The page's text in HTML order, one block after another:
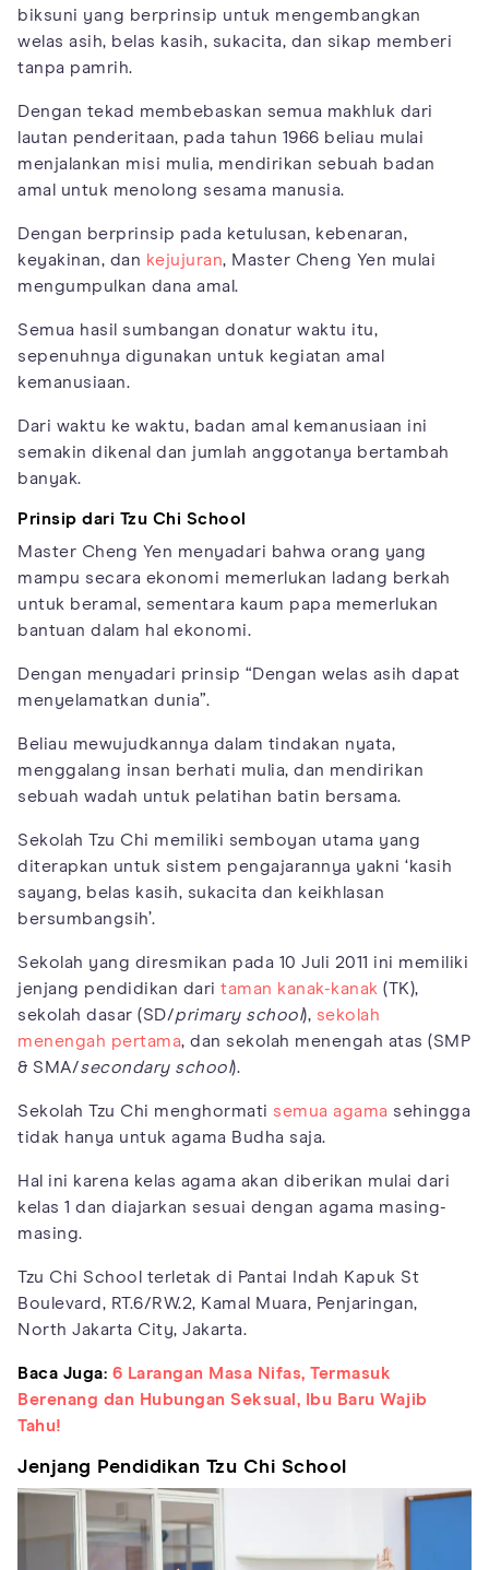
biksuni yang berprinsip untuk mengembangkan
welas asih, belas kasih, sukacita, dan sikap memberi
tanpa pamrih.
Dengan tekad membebaskan semua makhluk dari
lautan penderitaan, pada tahun 1966 beliau mulai
menjalankan misi mulia, mendirikan sebuah badan
amal untuk menolong sesama manusia.
Dengan berprinsip pada ketulusan, kebenaran,
keyakinan, dan kejujuran, Master Cheng Yen mulai
mengumpulkan dana amal.
Semua hasil sumbangan donatur waktu itu,
sepenuhnya digunakan untuk kegiatan amal
kemanusiaan.
Dari waktu ke waktu, badan amal kemanusiaan ini
semakin dikenal dan jumlah anggotanya bertambah
banyak.
Prinsip dari Tzu Chi School
Master Cheng Yen menyadari bahwa orang yang
mampu secara ekonomi memerlukan ladang berkah
untuk beramal, sementara kaum papa memerlukan
bantuan dalam hal ekonomi.
Dengan menyadari prinsip “Dengan welas asih dapat
menyelamatkan dunia”.
Beliau mewujudkannya dalam tindakan nyata,
menggalang insan berhati mulia, dan mendirikan
sebuah wadah untuk pelatihan batin bersama.
Sekolah Tzu Chi memiliki semboyan utama yang
diterapkan untuk sistem pengajarannya yakni ‘kasih
sayang, belas kasih, sukacita dan keikhlasan
bersumbangsih’.
Sekolah yang diresmikan pada 10 Juli 2011 ini memiliki
jenjang pendidikan dari taman kanak-kanak (TK),
sekolah dasar (SD/primary school), sekolah
menengah pertama, dan sekolah menengah atas (SMP
& SMA/secondary school).
Sekolah Tzu Chi menghormati semua agama sehingga
tidak hanya untuk agama Budha saja.
Hal ini karena kelas agama akan diberikan mulai dari
kelas 1 dan diajarkan sesuai dengan agama masing-
masing.
Tzu Chi School terletak di Pantai Indah Kapuk St
Boulevard, RT.6/RW.2, Kamal Muara, Penjaringan,
North Jakarta City, Jakarta.
Baca Juga: 6 Larangan Masa Nifas, Termasuk
Berenang dan Hubungan Seksual, Ibu Baru Wajib
Tahu!
Jenjang Pendidikan Tzu Chi School